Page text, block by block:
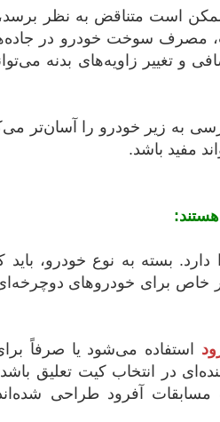
است متناقض به نظر
مصرف سوخت خودرو در
و تغییر زاویه‌های بدنه
به زیر خودرو را آسان‌تر
مفید باشد.
بسته به نوع خودرو، باید
خاص برای خودروهای
استفاده می‌شود یا صرفاً
در انتخاب کیت تعلیق
آفرود طراحی